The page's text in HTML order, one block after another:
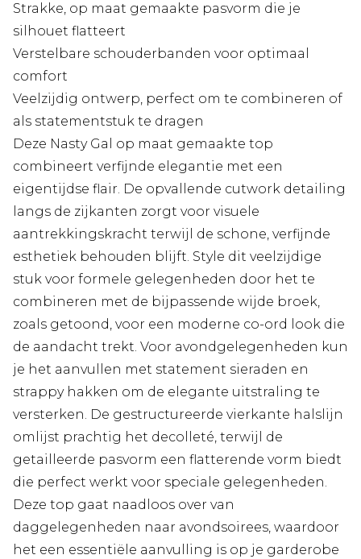
Strakke, op maat gemaakte pasvorm die je
silhouet flatteert
Verstelbare schouderbanden voor optimaal
comfort
Veelzijdig ontwerp, perfect om te combineren of
als statementstuk te dragen
Deze Nasty Gal op maat gemaakte top
combineert verfijnde elegantie met een
eigentijdse flair. De opvallende cutwork detailing
langs de zijkanten zorgt voor visuele
aantrekkingskracht terwijl de schone, verfijnde
esthetiek behouden blijft. Style dit veelzijdige
stuk voor formele gelegenheden door het te
combineren met de bijpassende wijde broek,
zoals getoond, voor een moderne co-ord look die
de aandacht trekt. Voor avondgelegenheden kun
je het aanvullen met statement sieraden en
strappy hakken om de elegante uitstraling te
versterken. De gestructureerde vierkante halslijn
omlijst prachtig het decolleté, terwijl de
getailleerde pasvorm een flatterende vorm biedt
die perfect werkt voor speciale gelegenheden.
Deze top gaat naadloos over van
daggelegenheden naar avondsoirees, waardoor
het een essentiële aanvulling is op je garderobe